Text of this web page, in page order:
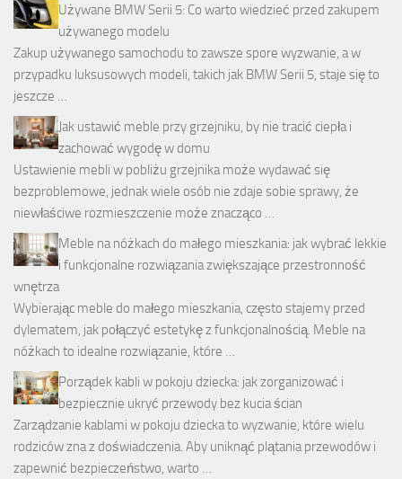
Używane BMW Serii 5: Co warto wiedzieć przed zakupem
używanego modelu
Zakup używanego samochodu to zawsze spore wyzwanie, a w
przypadku luksusowych modeli, takich jak BMW Serii 5, staje się to
jeszcze …
Jak ustawić meble przy grzejniku, by nie tracić ciepła i
zachować wygodę w domu
Ustawienie mebli w pobliżu grzejnika może wydawać się
bezproblemowe, jednak wiele osób nie zdaje sobie sprawy, że
niewłaściwe rozmieszczenie może znacząco …
Meble na nóżkach do małego mieszkania: jak wybrać lekkie
i funkcjonalne rozwiązania zwiększające przestronność
wnętrza
Wybierając meble do małego mieszkania, często stajemy przed
dylematem, jak połączyć estetykę z funkcjonalnością. Meble na
nóżkach to idealne rozwiązanie, które …
Porządek kabli w pokoju dziecka: jak zorganizować i
bezpiecznie ukryć przewody bez kucia ścian
Zarządzanie kablami w pokoju dziecka to wyzwanie, które wielu
rodziców zna z doświadczenia. Aby uniknąć plątania przewodów i
zapewnić bezpieczeństwo, warto …